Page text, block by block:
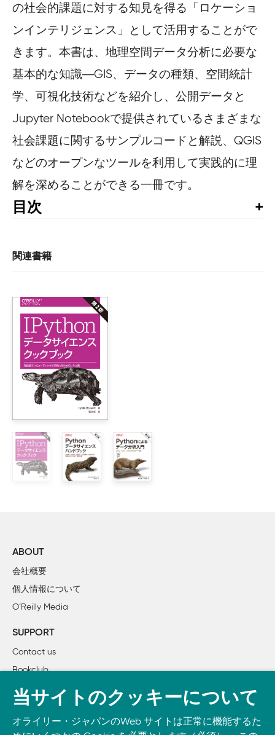
の社会的課題に対する知見を得る「ロケーショ
ンインテリジェンス」として活用することがで
きます。本書は、地理空間データ分析に必要な
基本的な知識―GIS、データの種類、空間統計
学、可視化技術などを紹介し、公開データと
Jupyter Notebookで提供されているさまざまな
社会課題に関するサンプルコードと解説、QGIS
などのオープンなツールを利用して実践的に理
解を深めることができる一冊です。
目次
1章　地理空間データ分析入門
    1.1　データの民主化
    1.3　空間データサイエンスの概念
        1.3.1　地図の投影法
        1.3.2　ベクタデータ：オブジェクトとしての場所
        1.3.3　ラスタデータ：空間的関係の理解
    1.4　データセットの評価と選択
    1.5　まとめ
2章　地理空間データ分析に必要なツール
        2.1.1　QGISのインストール
        2.1.2　QGISにベースマップを追加する
        2.1.3　データリソースの探索
    2.3　人口データの可視化
        2.3.1　QGIS Pythonコンソール
        2.3.3　赤線引き：不平等のマッピング
    2.4　まとめ
3.1　QGISワークスペースの探索：サンフランシスコの
        3.1.1　Pythonプラグイン
        3.1.2　データへのアクセス
        3.1.3　レイヤパネルの使い方
        3.1.4　研究課題への取り組み
関連書籍
ABOUT
会社概要
個人情報について
O’Reilly Media
SUPPORT
Contact us
Bookclub
書籍注文
Take O’Reilly with you and learn anywhere, anytime on your
当サイトのクッキーについて
オライリー・ジャパンのWeb サイトは正常に機能するた